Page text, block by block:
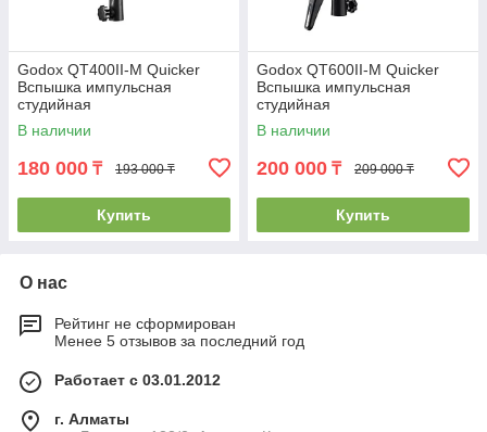
Godox QT400II-M Quicker
Вспышка импульсная
студийная
В наличии
180 000 ₸ 193 000 ₸
Купить
Godox QT600II-M Quicker
Вспышка импульсная
студийная
В наличии
200 000 ₸ 209 000 ₸
Купить
О нас
Рейтинг не сформирован
Менее 5 отзывов за последний год
Работает с 03.01.2012
г. Алматы